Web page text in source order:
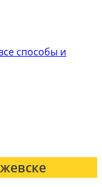
способы и